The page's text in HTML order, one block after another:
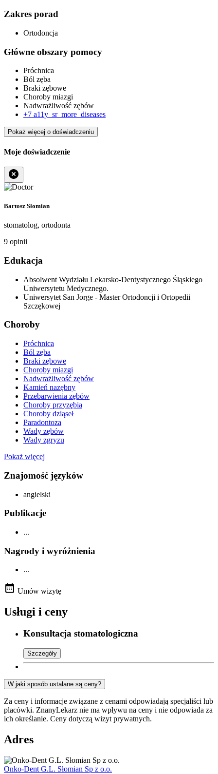
Zakres porad
Ortodoncja
Główne obszary pomocy
Próchnica
Ból zęba
Braki zębowe
Choroby miazgi
Nadwrażliwość zębów
+7 a11y_sr_more_diseases
Pokaż więcej o doświadczeniu
Moje doświadczenie
Bartosz Słomian
stomatolog, ortodonta
9 opinii
Edukacja
Absolwent Wydziału Lekarsko-Dentystycznego Śląskiego
Uniwersytetu Medycznego.
Uniwersytet San Jorge - Master Ortodoncji i Ortopedii
Szczękowej
Choroby
Próchnica
Ból zęba
Braki zębowe
Choroby miazgi
Nadwrażliwość zębów
Kamień nazębny
Przebarwienia zębów
Choroby przyzębia
Choroby dziąseł
Paradontoza
Wady zębów
Wady zgryzu
Pokaż więcej
Znajomość języków
angielski
Publikacje
...
Nagrody i wyróżnienia
...
Umów wizytę
Usługi i ceny
Konsultacja stomatologiczna
Szczegóły
W jaki sposób ustalane są ceny?
Za ceny i informacje związane z cenami odpowiadają specjaliści lub
placówki. ZnanyLekarz nie ma wpływu na ceny i nie odpowiada za
ich określanie. Ceny dotyczą wizyt prywatnych.
Adres
Onko-Dent G.L. Słomian Sp z o.o.